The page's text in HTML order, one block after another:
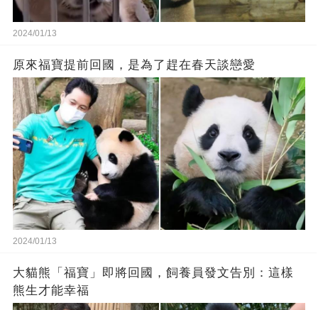
2024/01/13
原來福寶提前回國，是為了趕在春天談戀愛
2024/01/13
大貓熊「福寶」即將回國，飼養員發文告別：這樣
熊生才能幸福